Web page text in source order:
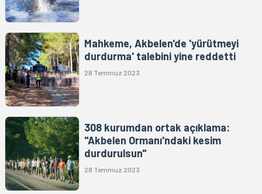
Mahkeme, Akbelen'de 'yürütmeyi
durdurma' talebini yine reddetti
28 Temmuz 2023
308 kurumdan ortak açıklama:
"Akbelen Ormanı'ndaki kesim
durdurulsun"
28 Temmuz 2023